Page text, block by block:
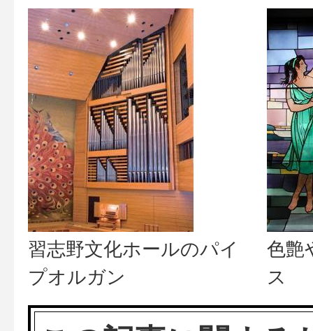
習志野文化ホールのパイ
プオルガン
色艶
ス